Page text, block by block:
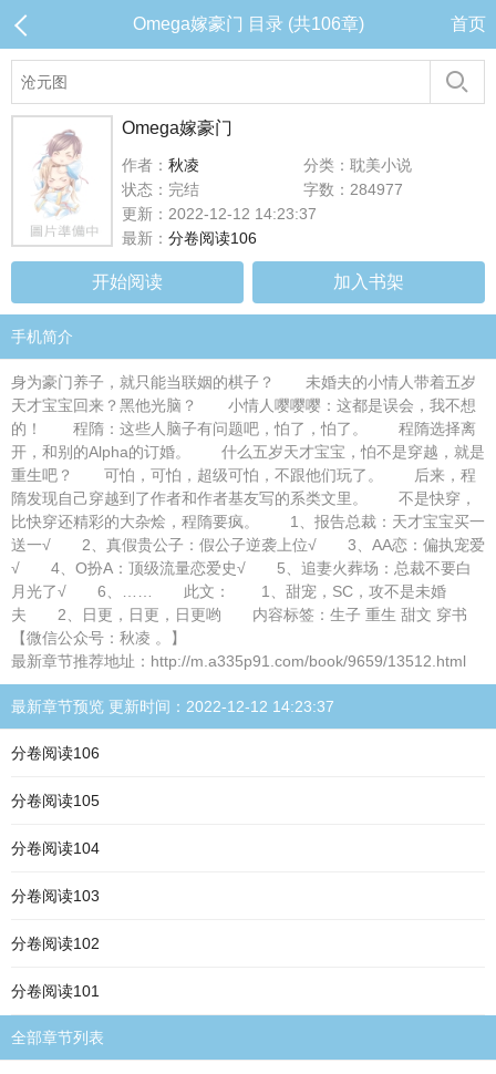
Omega嫁豪门 目录 (共106章) 首页
Omega嫁豪门
作者： 秋凌
分类：耽美小说
状态：完结
字数：284977
更新：2022-12-12 14:23:37
最新： 分卷阅读106
开始阅读 加入书架
手机简介
身为豪门养子，就只能当联姻的棋子？ 未婚夫的小情人带着五岁
天才宝宝回来？黑他光脑？ 小情人嘤嘤嘤：这都是误会，我不想
的！ 程隋：这些人脑子有问题吧，怕了，怕了。 程隋选择离
开，和别的Alpha的订婚。 什么五岁天才宝宝，怕不是穿越，就是
重生吧？ 可怕，可怕，超级可怕，不跟他们玩了。 后来，程
隋发现自己穿越到了作者和作者基友写的系类文里。 不是快穿，
比快穿还精彩的大杂烩，程隋要疯。 1、报告总裁：天才宝宝买一
送一√ 2、真假贵公子：假公子逆袭上位√ 3、AA恋：偏执宠爱
√ 4、O扮A：顶级流量恋爱史√ 5、追妻火葬场：总裁不要白
月光了√ 6、…… 此文： 1、甜宠，SC，攻不是未婚
夫 2、日更，日更，日更哟 内容标签：生子 重生 甜文 穿书
【微信公众号：秋凌 。】
最新章节推荐地址：http://m.a335p91.com/book/9659/13512.html
最新章节预览 更新时间：2022-12-12 14:23:37
分卷阅读106
分卷阅读105
分卷阅读104
分卷阅读103
分卷阅读102
分卷阅读101
全部章节列表